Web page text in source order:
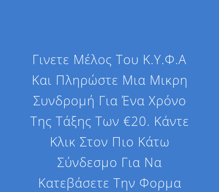
Γινετε Μέλος Του Κ.Υ.Φ.Α
Και Πληρώστε Μια Μικρη
Συνδρομή Για Ένα Χρόνο
Της Τάξης Των €20. Κάντε
Κλικ Στον Πιο Κάτω
Σύνδεσμο Για Να
Κατεβάσετε Την Φορμα